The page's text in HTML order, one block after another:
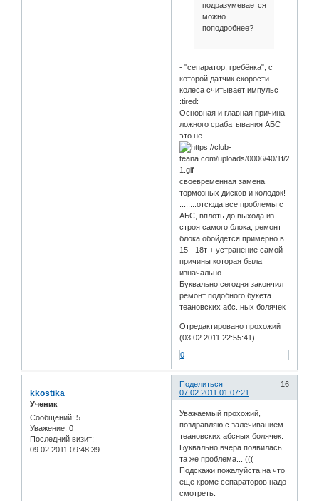
подразумевается...
можно
поподробнее?
- "сепаратор; гребёнка", с
которой датчик скорости
колеса считывает импульс
:tired:
Основная и главная причина
ложного срабатывания АБС
это не
своевременная замена
тормозных дисков и колодок!
........отсюда все проблемы с
АБС, вплоть до выхода из
строя самого блока, ремонт
блока обойдётся примерно в
15 - 18т + устранение самой
причины которая была
изначально
Буквально сегодня закончил
ремонт подобного букета
теановских абс..ных болячек
Отредактировано прохожий
(03.02.2011 22:55:41)
0
Поделиться
16
07.02.2011 01:07:21
kkostika
Ученик
Сообщений: 5
Уважение: 0
Последний визит:
09.02.2011 09:48:39
Уважаемый прохожий,
поздравляю с залечиванием
теановских абсных болячек.
Буквально вчера появилась
та же проблема... (((
Подскажи пожалуйста на что
еще кроме сепараторов надо
смотреть.